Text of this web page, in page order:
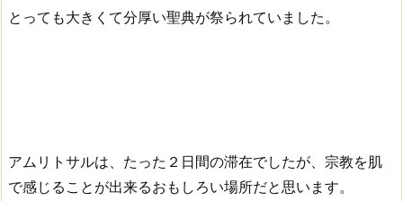
とっても大きくて分厚い聖典が祭られていました。
アムリトサルは、たった２日間の滞在でしたが、宗教を肌
で感じることが出来るおもしろい場所だと思います。